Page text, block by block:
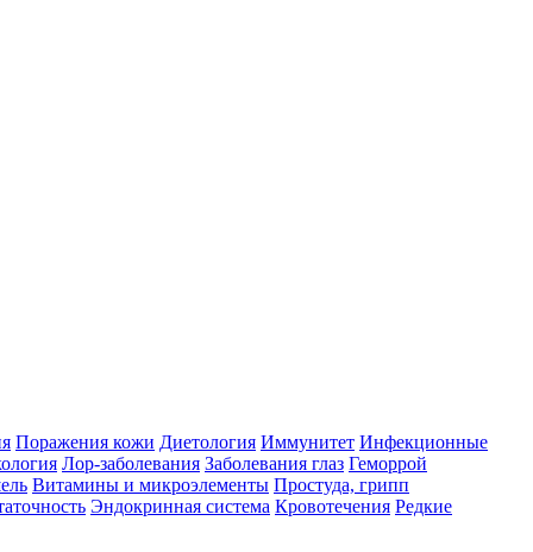
Поражения кожи Диетология Иммунитет Инфекционные
Лор-заболевания Заболевания глаз Геморрой
Витамины и микроэлементы Простуда, грипп
Эндокринная система Кровотечения Редкие